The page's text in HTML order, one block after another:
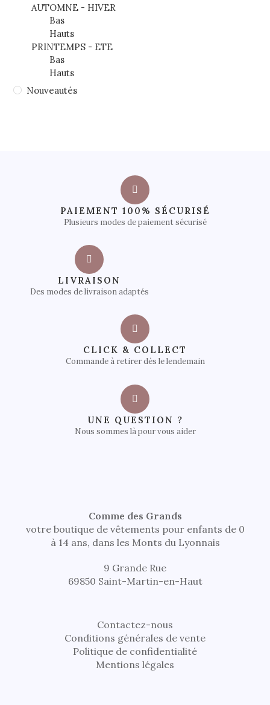
AUTOMNE - HIVER
Bas
Hauts
PRINTEMPS - ETE
Bas
Hauts
Nouveautés
PAIEMENT 100% SÉCURISÉ
Plusieurs modes de paiement sécurisé
LIVRAISON
Des modes de livraison adaptés
CLICK & COLLECT
Commande à retirer dès le lendemain
UNE QUESTION ?
Nous sommes là pour vous aider
Comme des Grands
votre boutique de vêtements pour enfants de 0
à 14 ans, dans les Monts du Lyonnais
9 Grande Rue
69850 Saint-Martin-en-Haut
Contactez-nous
Conditions générales de vente
Politique de confidentialité
Mentions légales